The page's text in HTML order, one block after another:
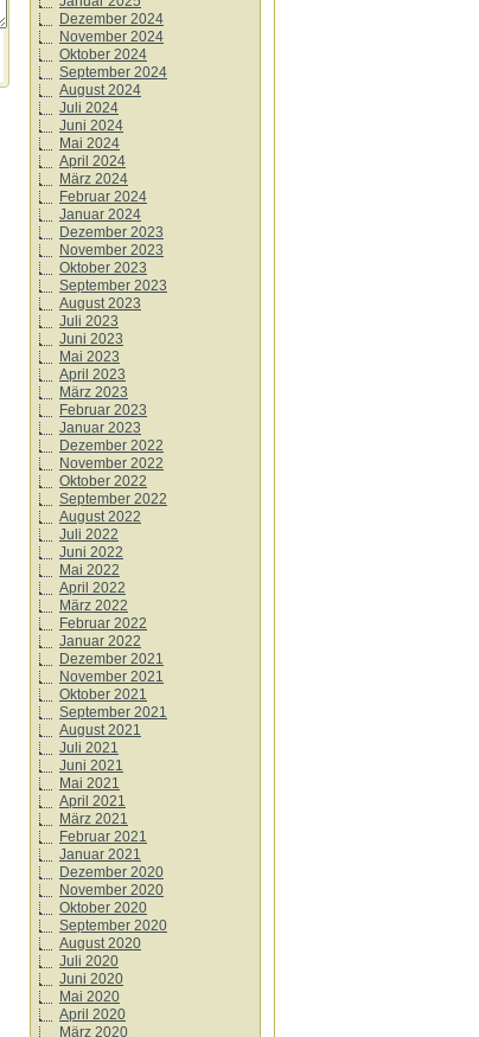
Dezember 2024
November 2024
Oktober 2024
September 2024
August 2024
Juli 2024
Juni 2024
Mai 2024
April 2024
März 2024
Februar 2024
Januar 2024
Dezember 2023
November 2023
Oktober 2023
September 2023
August 2023
Juli 2023
Juni 2023
Mai 2023
April 2023
März 2023
Februar 2023
Januar 2023
Dezember 2022
November 2022
Oktober 2022
September 2022
August 2022
Juli 2022
Juni 2022
Mai 2022
April 2022
März 2022
Februar 2022
Januar 2022
Dezember 2021
November 2021
Oktober 2021
September 2021
August 2021
Juli 2021
Juni 2021
Mai 2021
April 2021
März 2021
Februar 2021
Januar 2021
Dezember 2020
November 2020
Oktober 2020
September 2020
August 2020
Juli 2020
Juni 2020
Mai 2020
April 2020
März 2020